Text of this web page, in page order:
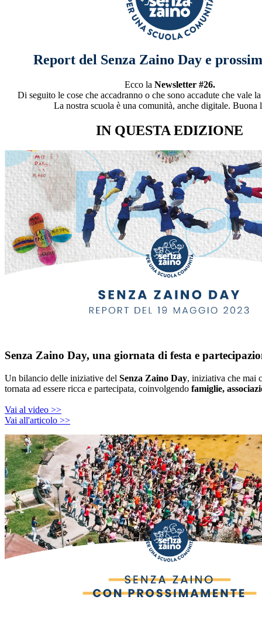
Report del Senza Zaino Day e
Ecco la Newsletter #26.
Di seguito le cose che accadranno o che sono accadute che vale
La nostra scuola è una comunità, anche digitale. Buona
IN QUESTA EDIZIONE
Senza Zaino Day, una giornata di festa e
Un bilancio delle iniziative del Senza Zaino Day, iniziativa che mai
tornata ad essere ricca e partecipata, coinvolgendo famiglie,
Vai al video >>
Vai all'articolo >>